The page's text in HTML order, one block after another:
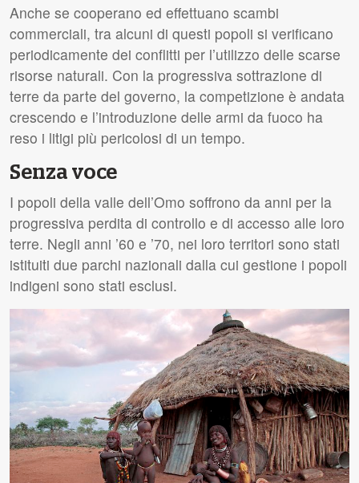
Anche se cooperano ed effettuano scambi
commerciali, tra alcuni di questi popoli si verificano
periodicamente dei conflitti per l’utilizzo delle scarse
risorse naturali. Con la progressiva sottrazione di
terre da parte del governo, la competizione è andata
crescendo e l’introduzione delle armi da fuoco ha
reso i litigi più pericolosi di un tempo.
Senza voce
I popoli della valle dell’Omo soffrono da anni per la
progressiva perdita di controllo e di accesso alle loro
terre. Negli anni ’60 e ’70, nei loro territori sono stati
istituiti due parchi nazionali dalla cui gestione i popoli
indigeni sono stati esclusi.